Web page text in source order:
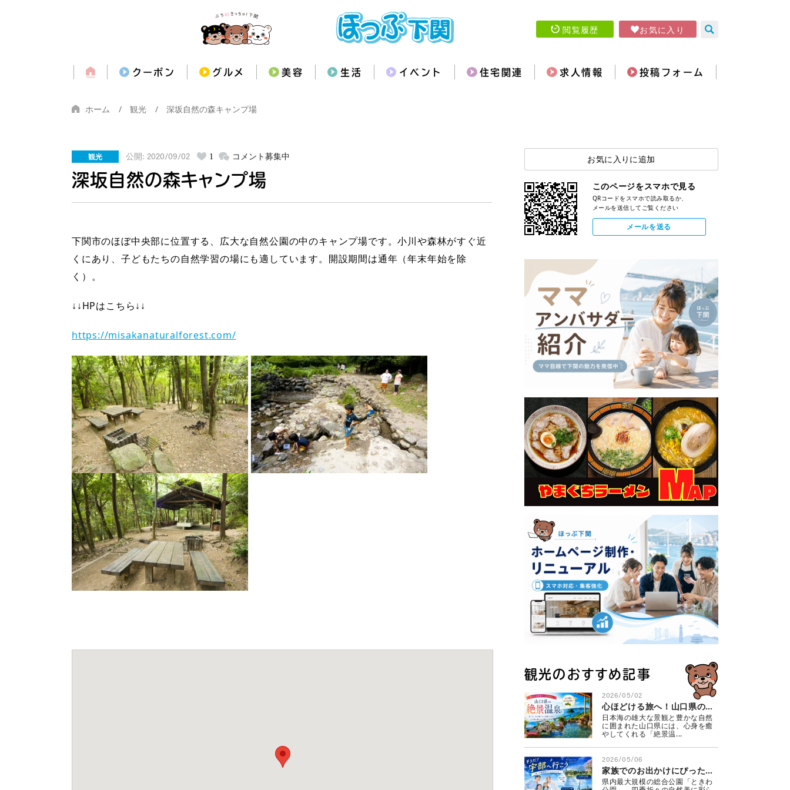
閲覧履歴 お気に入り
クーポン グルメ 美容 生活 イベント 住宅関連 求人情報 投稿フォーム
ホーム 観光 深坂自然の森キャンプ場
観光 公開: 2020/09/02 1 コメント募集中
深坂自然の森キャンプ場
下関市のほぼ中央部に位置する、広大な自然公園の中のキャンプ場です。小川や森林がすぐ近
くにあり、子どもたちの自然学習の場にも適しています。開設期間は通年（年末年始を除
く）。
↓↓HPはこちら↓↓
https://misakanaturalforest.com/
お気に入りに追加
このページをスマホで見る
QRコードをスマホで読み取るか、
メールを送信してご覧ください
メールを送る
観光のおすすめ記事
2026/05/02
心ほどける旅へ！山口県の絶景温泉
日本海の雄大な景観と豊かな自然
に囲まれた山口県には、心身を癒
やしてくれる「絶景温...
2026/05/06
家族でのお出かけにぴったり！ときわ公園周辺を巡る♪～山口県観光モデルコース～
県内最大規模の総合公園「ときわ